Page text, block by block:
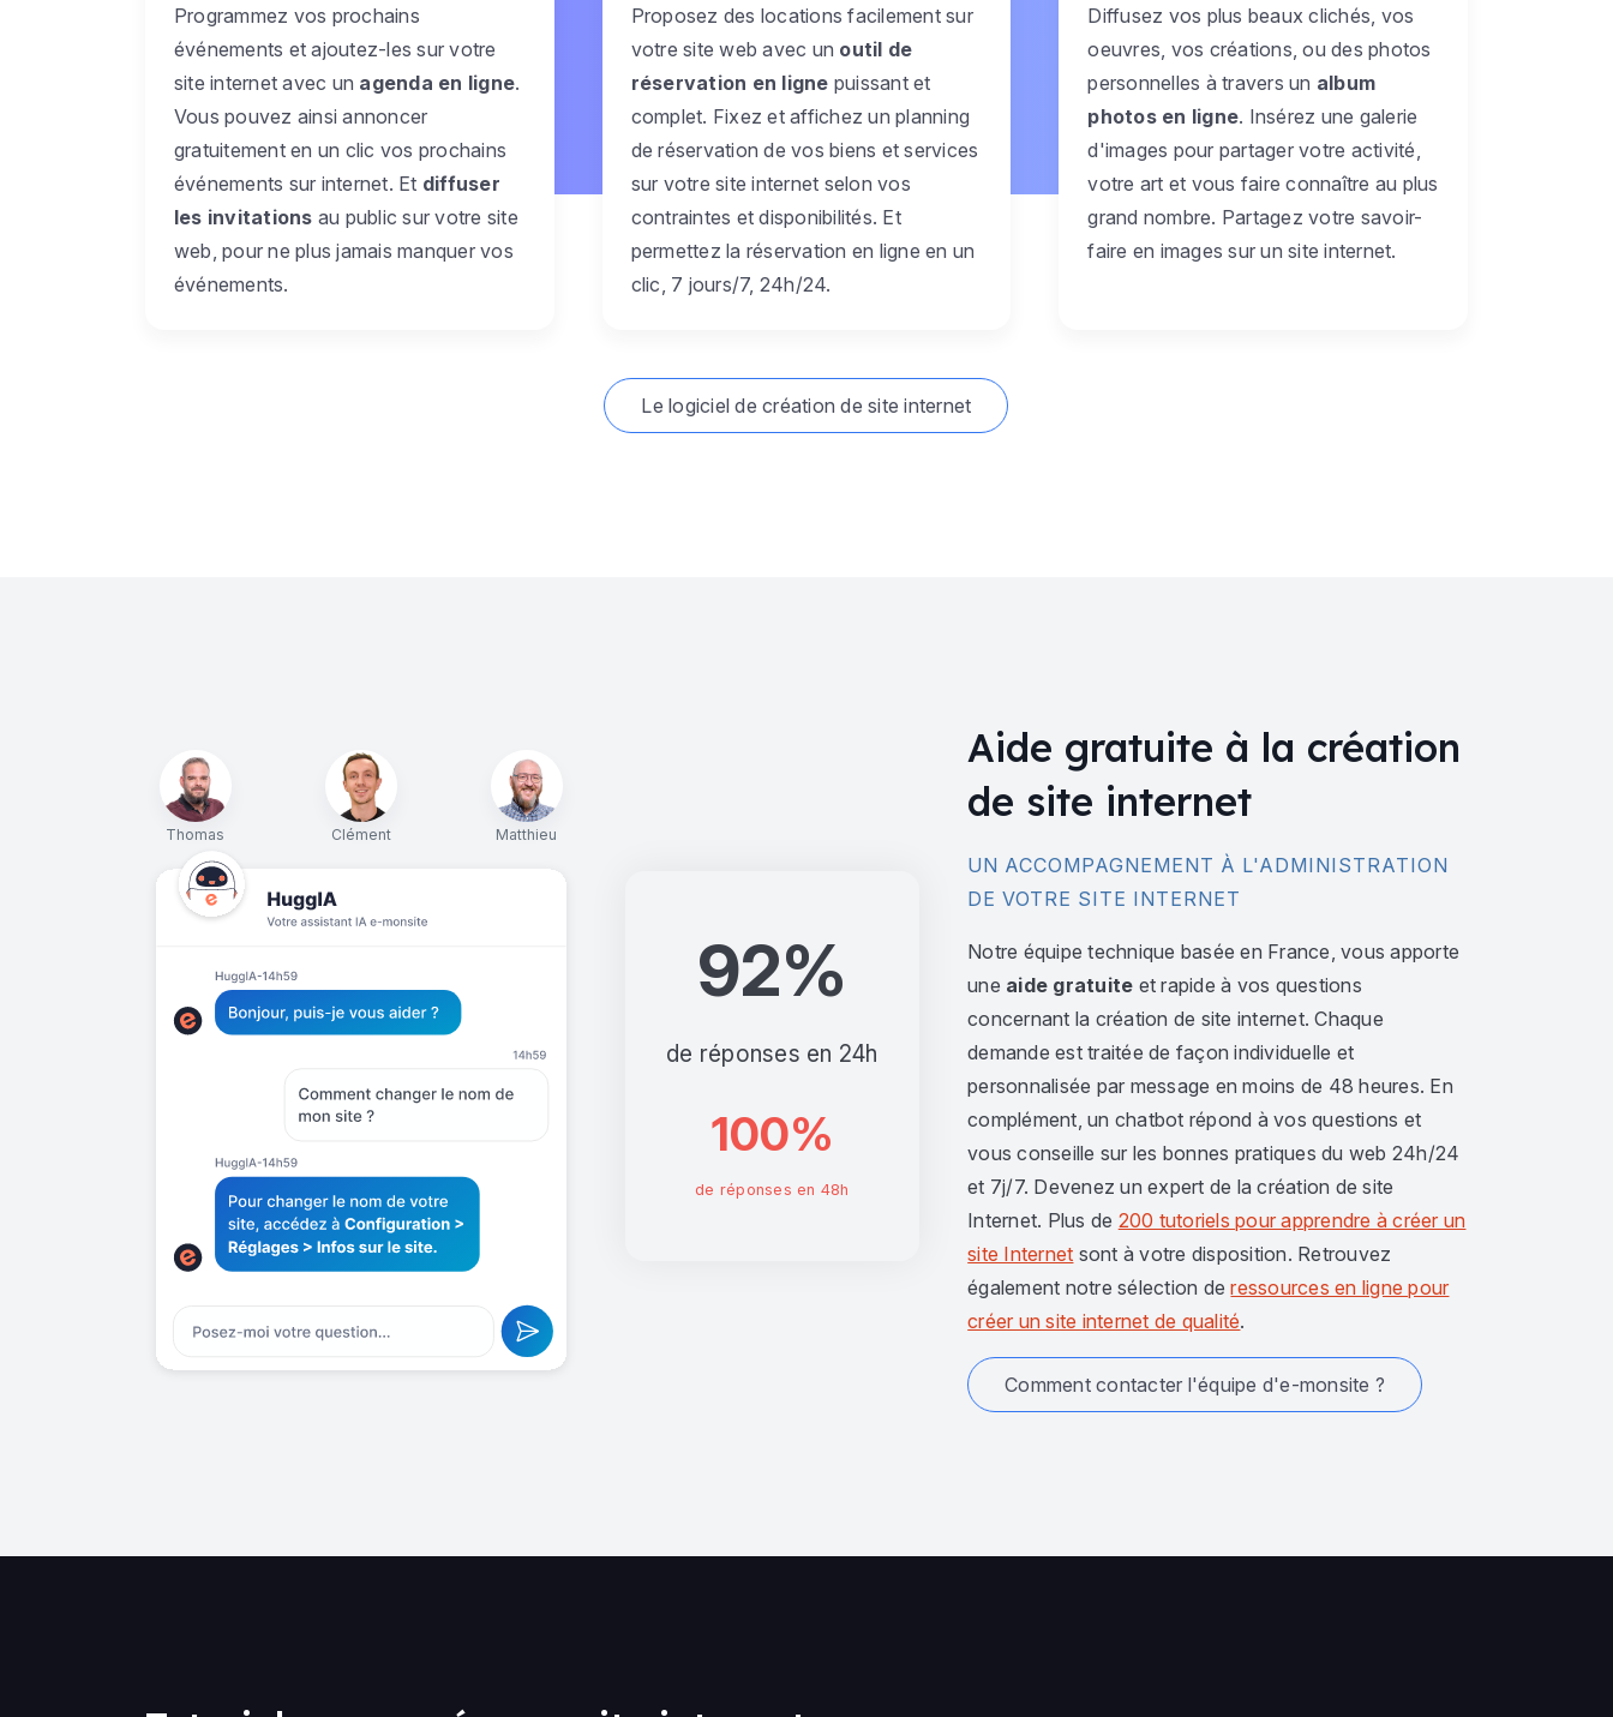
Programmez vos prochains
événements et ajoutez-les sur votre
site internet avec un agenda en ligne.
Vous pouvez ainsi annoncer
gratuitement en un clic vos prochains
événements sur internet. Et diffuser
les invitations au public sur votre site
web, pour ne plus jamais manquer vos
événements.
Proposez des locations facilement sur
votre site web avec un outil de
réservation en ligne puissant et
complet. Fixez et affichez un planning
de réservation de vos biens et services
sur votre site internet selon vos
contraintes et disponibilités. Et
permettez la réservation en ligne en un
clic, 7 jours/7, 24h/24.
Diffusez vos plus beaux clichés, vos
oeuvres, vos créations, ou des photos
personnelles à travers un album
photos en ligne. Insérez une galerie
d'images pour partager votre activité,
votre art et vous faire connaître au plus
grand nombre. Partagez votre savoir-
faire en images sur un site internet.
Le logiciel de création de site internet
Thomas Clément Matthieu
92%
de réponses en 24h
100%
de réponses en 48h
Aide gratuite à la création
de site internet
UN ACCOMPAGNEMENT À L'ADMINISTRATION
DE VOTRE SITE INTERNET
Notre équipe technique basée en France, vous apporte
une aide gratuite et rapide à vos questions
concernant la création de site internet. Chaque
demande est traitée de façon individuelle et
personnalisée par message en moins de 48 heures. En
complément, un chatbot répond à vos questions et
vous conseille sur les bonnes pratiques du web 24h/24
et 7j/7. Devenez un expert de la création de site
Internet. Plus de 200 tutoriels pour apprendre à créer un
site Internet sont à votre disposition. Retrouvez
également notre sélection deressources en ligne pour
créer un site internet de qualité.
Comment contacter l'équipe d'e-monsite ?